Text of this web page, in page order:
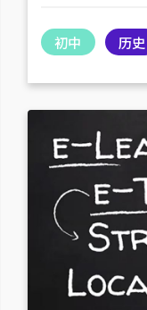
初中 历史